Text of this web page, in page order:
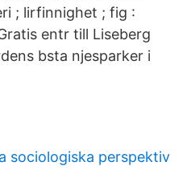
; lirfinnighet ; fig :
entr till Liseberg
bsta njesparker i
sociologiska perspektiv